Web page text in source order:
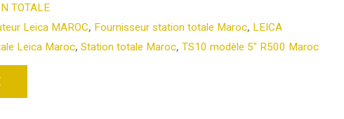
TOTALE
Leica MAROC, Fournisseur station totale Maroc, LEICA
Leica Maroc,Station totale Maroc,TS10 modèle 5" R500 Maroc